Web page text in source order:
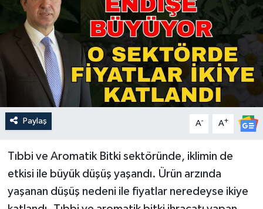
Paylaş A- A+
Tıbbi ve Aromatik Bitki sektöründe, iklimin de
etkisi ile büyük düşüş yaşandı. Ürün arzında
yaşanan düşüş nedeni ile fiyatlar neredeyse ikiye
Resmi İlan
Sağlık & Yaşam
Siyaset
Spor